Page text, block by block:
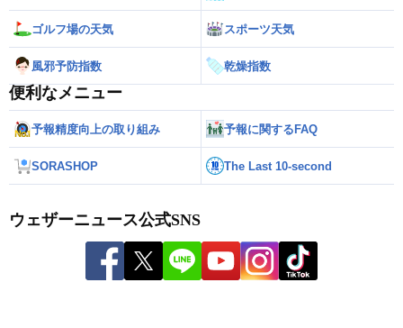
ゴルフ場の天気 スポーツ天気
風邪予防指数 乾燥指数
便利なメニュー
予報精度向上の取り組み 予報に関するFAQ
SORASHOP The Last 10-second
ウェザーニュース公式SNS